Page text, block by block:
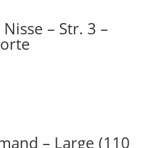
– Str. 3 –
– Large (110